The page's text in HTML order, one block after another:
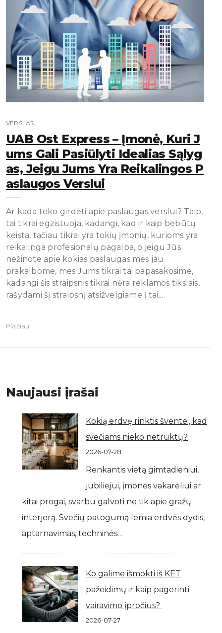
VERSLAS
UAB Ost Express – Įmonė, Kuri J
Ums Gali Pasiūlyti Idealias Sąlyg
As, Jeigu Jums Yra Reikalingos P
Aslaugos Verslui
Ar kada teko girdėti apie paslaugas verslui? Taip,
tai tikrai egzistuoja, kadangi, kad ir kaip bebūtų
keista, tačiau tikrai yra tokių įmonių, kurioms yra
reikalinga profesionalų pagalba, o jeigu Jūs
nežinote apie kokias paslaugas mes jau
prakalbome, mes Jums tikrai tai papasakosime,
kadangi šis straipsnis tikrai nėra reklamos tikslais,
rašydami šį straipsnį atsižvelgiame į tai,…
Plačiau
Naujausi įrašai
Kokią erdvę rinktis šventei, kad
svečiams nieko netrūktų?
2026-07-28
Renkantis vietą gimtadieniui,
jubiliejui, įmonės vakarėliui ar
kitai progai, svarbu galvoti ne tik apie gražų
interjerą. Svečių patogumą lemia erdvės dydis,
aptarnavimas, techninės…
Ko galime išmokti iš KET
pažeidimų ir kaip pagerinti
vairavimo įpročius?
2026-07-27